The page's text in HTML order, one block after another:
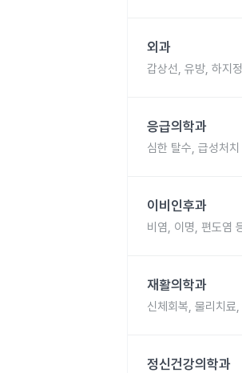
외과
갑상선, 유방, 하지
응급의학과
심한 탈수, 급성처
이비인후과
비염, 이명, 편도염
재활의학과
신체회복, 물리치료
정신건강의학과